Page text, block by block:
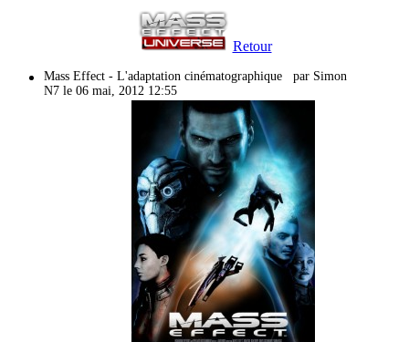
Retour
Mass Effect - L'adaptation cinématographique par Simon
N7 le 06 mai, 2012 12:55